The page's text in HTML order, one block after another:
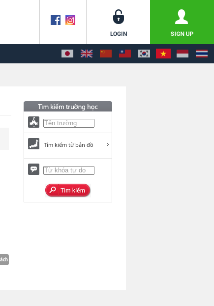
Tìm kiếm từ bản đồ